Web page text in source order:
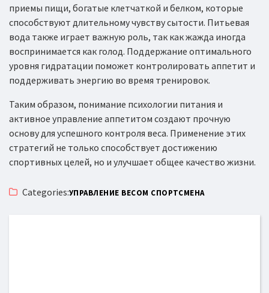
приемы пищи, богатые клетчаткой и белком, которые
способствуют длительному чувству сытости. Питьевая
вода также играет важную роль, так как жажда иногда
воспринимается как голод. Поддержание оптимального
уровня гидратации поможет контролировать аппетит и
поддерживать энергию во время тренировок.
Таким образом, понимание психологии питания и
активное управление аппетитом создают прочную
основу для успешного контроля веса. Применение этих
стратегий не только способствует достижению
спортивных целей, но и улучшает общее качество жизни.
Categories:УПРАВЛЕНИЕ ВЕСОМ СПОРТСМЕНА